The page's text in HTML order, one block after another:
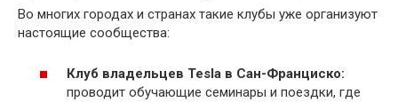
Во многих городах и странах такие клубы уже организуют
настоящие сообщества:
Клуб владельцев Tesla в Сан-Франциско:
проводит обучающие семинары и поездки, где